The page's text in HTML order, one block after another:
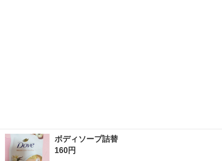
ボディソープ詰替
160円